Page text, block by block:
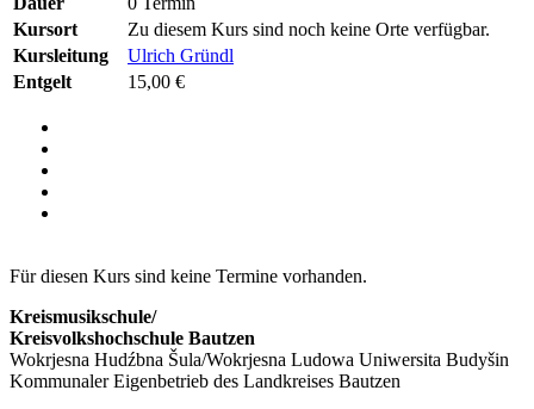
Kursort
Zu diesem Kurs sind noch keine Orte verfügbar.
Kursleitung
Ulrich Gründl
Entgelt
15,00 €
Für diesen Kurs sind keine Termine vorhanden.
Kreismusikschule/
Kreisvolkshochschule Bautzen
Wokrjesna Hudźbna Šula/Wokrjesna Ludowa Uniwersita Budyšin
Kommunaler Eigenbetrieb des Landkreises Bautzen